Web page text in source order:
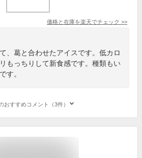
価格と在庫を楽天でチェック >>
、葛と合わせたアイスです。低カロ
もっちりして新食感です。種類もい
す。
おすすめコメント（3件）